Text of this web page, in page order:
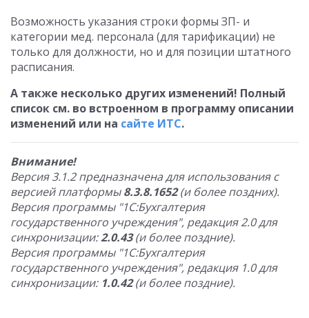
Возможность указания строки формы ЗП- и
категории мед. персонала (для тарификации) не
только для должности, но и для позиции штатного
расписания.
А также несколько других изменений! Полный
список см. во встроенном в программу описании
изменений или на сайте ИТС.
Внимание!
Версия 3.1.2 предназначена для использования с
версией платформы8.3.8.1652(и более поздних).
Версия программы "1С:Бухгалтерия
государственного учреждения", редакция 2.0 для
синхронизации:2.0.43(и более поздние).
Версия программы "1С:Бухгалтерия
государственного учреждения", редакция 1.0 для
синхронизации: 1.0.42(и более поздние).